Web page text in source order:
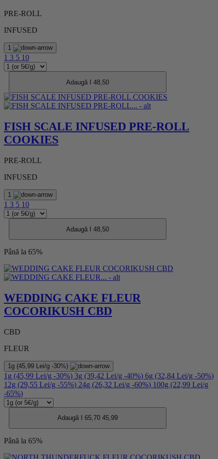
PRE-ROLL
INFUSED
1
1 3 5 10
Adaugă I 48,50
FISH SCALE INFUSED PRE-ROLL
COOKIES
PRE-ROLL
INFUSED
1
1 3 5 10
Adaugă I 48,50
Până la 65%
WEDDING CAKE FLEUR
COCORIKUSH CBD
CBD
FLEUR
1g (45,99 Lei/g -30%)
1g (45,99 Lei/g -30%) 3g (39,42 Lei/g -40%) 6g (32,84 Lei/g -50%)
12g (29,55 Lei/g -55%) 24g (26,32 Lei/g -60%) 100g (22,99 Lei/g
-65%)
Adaugă I 65,70 45,99
Până la 65%